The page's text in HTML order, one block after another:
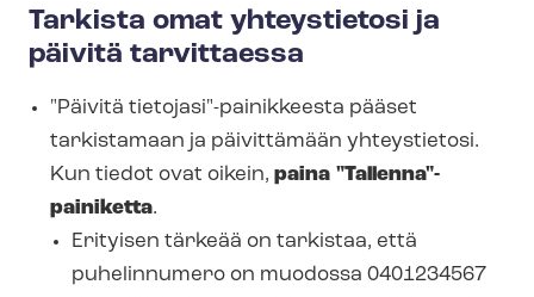
Tarkista omat yhteystietosi ja
päivitä tarvittaessa
"Päivitä tietojasi"-painikkeesta pääset
tarkistamaan ja päivittämään yhteystietosi.
Kun tiedot ovat oikein, paina "Tallenna"-
painiketta.
Erityisen tärkeää on tarkistaa, että
puhelinnumero on muodossa 0401234567